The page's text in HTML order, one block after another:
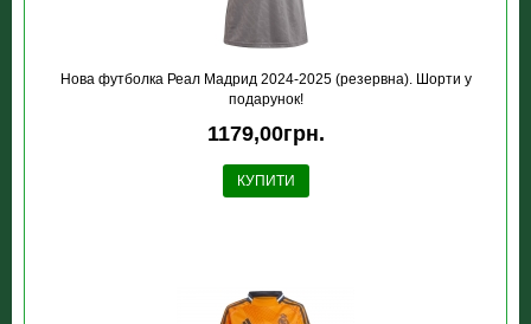
Нова футболка Реал Мадрид 2024-2025 (резервна). Шорти у
подарунок!
1179,00грн.
КУПИТИ